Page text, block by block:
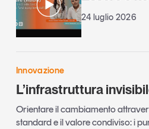
24 luglio 2026
Innovazione
L’infrastruttura
Orientare il cambiamento
standard e il valore condiviso: i